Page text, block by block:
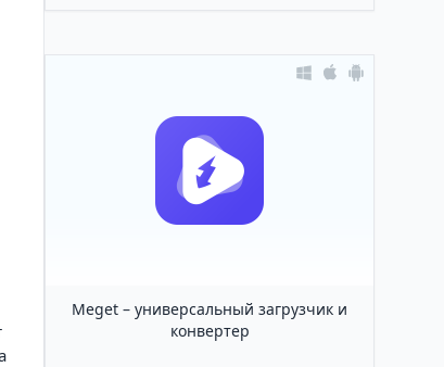
Meget – универсальный загрузчик и
конвертер